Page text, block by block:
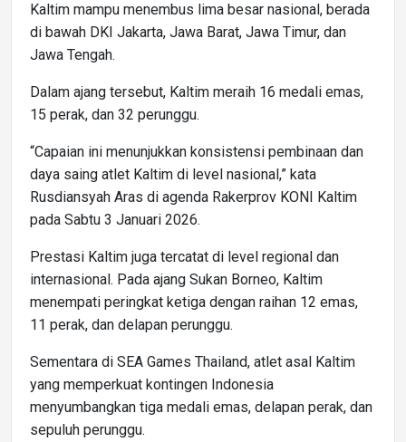
Kaltim mampu menembus lima besar nasional, berada
di bawah DKI Jakarta, Jawa Barat, Jawa Timur, dan
Jawa Tengah.
Dalam ajang tersebut, Kaltim meraih 16 medali emas,
15 perak, dan 32 perunggu.
“Capaian ini menunjukkan konsistensi pembinaan dan
daya saing atlet Kaltim di level nasional,” kata
Rusdiansyah Aras di agenda Rakerprov KONI Kaltim
pada Sabtu 3 Januari 2026.
Prestasi Kaltim juga tercatat di level regional dan
internasional. Pada ajang Sukan Borneo, Kaltim
menempati peringkat ketiga dengan raihan 12 emas,
11 perak, dan delapan perunggu.
Sementara di SEA Games Thailand, atlet asal Kaltim
yang memperkuat kontingen Indonesia
menyumbangkan tiga medali emas, delapan perak, dan
sepuluh perunggu.